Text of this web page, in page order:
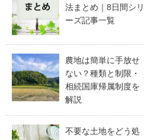
法まとめ｜8日間シリ
ーズ記事一覧
農地は簡単に手放せ
ない？種類と制限・
相続国庫帰属制度を
解説
不要な土地をどう処